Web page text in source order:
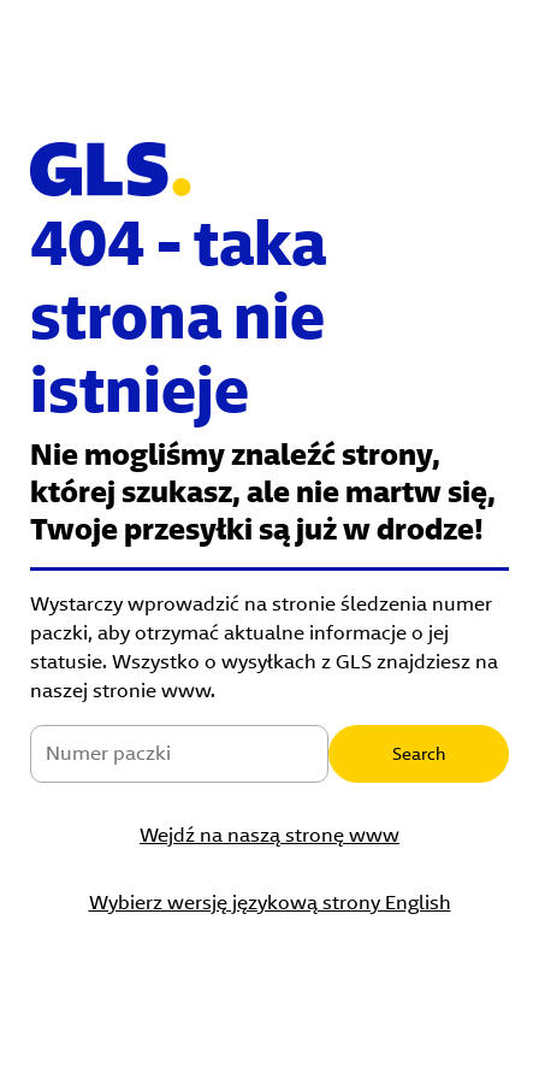
404 - taka
strona nie
istnieje
Nie mogliśmy znaleźć strony,
której szukasz, ale nie martw się,
Twoje przesyłki są już w drodze!
Wystarczy wprowadzić na stronie śledzenia numer
paczki, aby otrzymać aktualne informacje o jej
statusie. Wszystko o wysyłkach z GLS znajdziesz na
naszej stronie www.
Wejdź na naszą stronę www
Wybierz wersję językową strony English